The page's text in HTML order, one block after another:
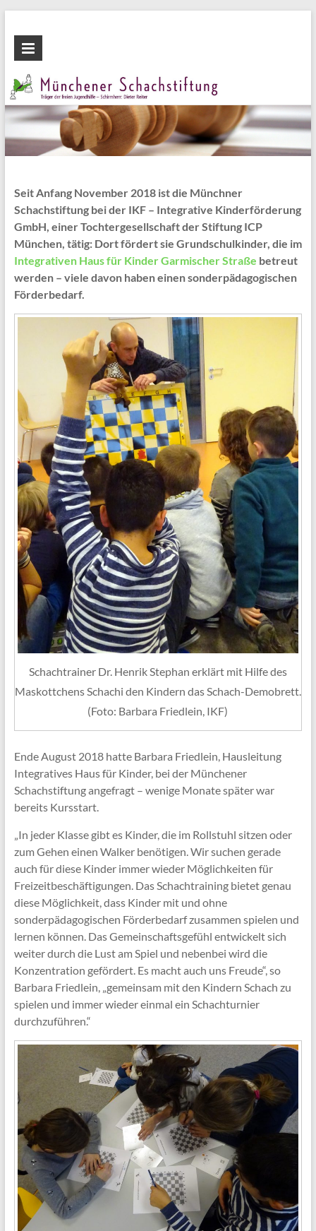
Inhalt
wechseln
Münchener
Schachstiftung
Fördern
durch
Seit Anfang November 2018 ist die Münchner
Schachstiftung bei der IKF – Integrative Kinderförderung
GmbH, einer Tochtergesellschaft der Stiftung ICP
München, tätig: Dort fördert sie Grundschulkinder, die im
Integrativen Haus für Kinder Garmischer Straße betreut
werden – viele davon haben einen sonderpädagogischen
Förderbedarf.
Schachtrainer Dr. Henrik Stephan erklärt mit Hilfe des
Maskottchens Schachi den Kindern das Schach-Demobrett.
(Foto: Barbara Friedlein, IKF)
Ende August 2018 hatte Barbara Friedlein, Hausleitung
Integratives Haus für Kinder, bei der Münchener
Schachstiftung angefragt – wenige Monate später war
bereits Kursstart.
„In jeder Klasse gibt es Kinder, die im Rollstuhl sitzen oder
zum Gehen einen Walker benötigen. Wir suchen gerade
auch für diese Kinder immer wieder Möglichkeiten für
Freizeitbeschäftigungen. Das Schachtraining bietet genau
diese Möglichkeit, dass Kinder mit und ohne
sonderpädagogischen Förderbedarf zusammen spielen und
lernen können. Das Gemeinschaftsgefühl entwickelt sich
weiter durch die Lust am Spiel und nebenbei wird die
Konzentration gefördert. Es macht auch uns Freude“, so
Barbara Friedlein, „gemeinsam mit den Kindern Schach zu
spielen und immer wieder einmal ein Schachturnier
durchzuführen.“